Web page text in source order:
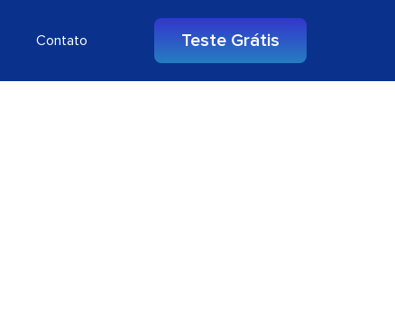
Contato Teste Grátis